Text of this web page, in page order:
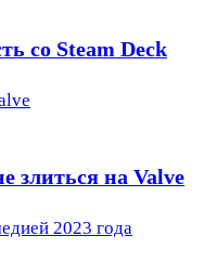
со Steam Deck
злиться на Valve
2023 года